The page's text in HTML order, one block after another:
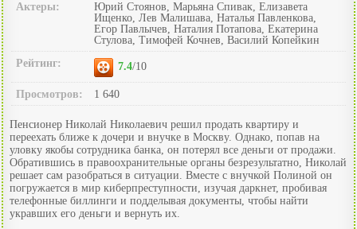
Актеры:
Юрий Стоянов, Марьяна Спивак, Елизавета
Ищенко, Лев Малишава, Наталья Павленкова,
Егор Павлычев, Наталия Потапова, Екатерина
Стулова, Тимофей Кочнев, Василий Копейкин
Рейтинг:
7.4/10
Просмотров: 1 640
Пенсионер Николай Николаевич решил продать квартиру и
переехать ближе к дочери и внучке в Москву. Однако, попав на
уловку якобы сотрудника банка, он потерял все деньги от продажи.
Обратившись в правоохранительные органы безрезультатно, Николай
решает сам разобраться в ситуации. Вместе с внучкой Полиной он
погружается в мир киберпреступности, изучая даркнет, пробивая
телефонные биллинги и подделывая документы, чтобы найти
укравших его деньги и вернуть их.